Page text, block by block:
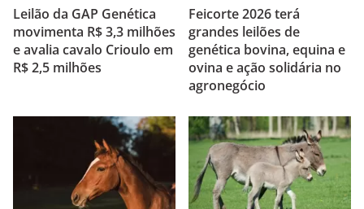
Leilão da GAP Genética
movimenta R$ 3,3 milhões
e avalia cavalo Crioulo em
R$ 2,5 milhões
Feicorte 2026 terá
grandes leilões de
genética bovina, equina e
ovina e ação solidária no
agronegócio